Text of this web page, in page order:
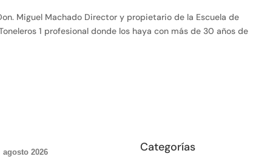
Miguel Machado Director y propietario de la Escuela de
1 profesional donde los haya con más de 30 años de
agosto 2026 Categorías